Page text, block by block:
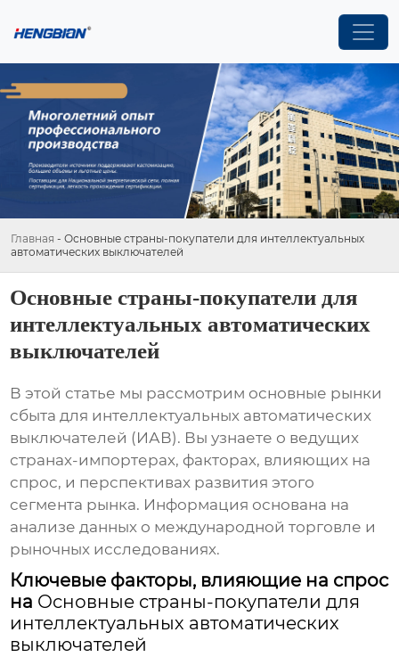
Главная - Основные страны-покупатели для интеллектуальных
автоматических выключателей
Основные страны-покупатели для
интеллектуальных автоматических
выключателей
В этой статье мы рассмотрим основные рынки
сбыта для интеллектуальных автоматических
выключателей (ИАВ). Вы узнаете о ведущих
странах-импортерах, факторах, влияющих на
спрос, и перспективах развития этого
сегмента рынка. Информация основана на
анализе данных о международной торговле и
рыночных исследованиях.
Ключевые факторы, влияющие на спрос
на Основные страны-покупатели для
интеллектуальных автоматических
выключателей